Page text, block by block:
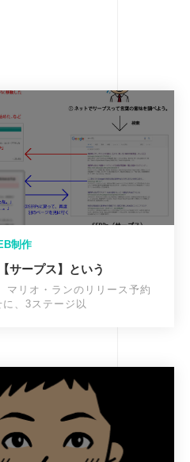
制作
サープス】という
マリオ・ランのリリース予約
に、3ステージ以